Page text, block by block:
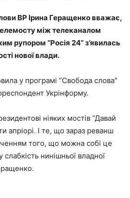
ВР Ірина Геращенко вважає,
між телеканалом
рупором “Росія 24” з’явилась
нової влади.
у програмі “Свобода слова”
Укрінформу.
ніяких мостів “Давай
апріорі. І те, що зараз реванш
того, що можна собі це
нинішньої владної